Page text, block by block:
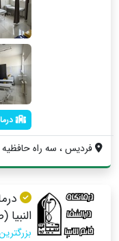
فردیس ، سه راه حافظیه ،